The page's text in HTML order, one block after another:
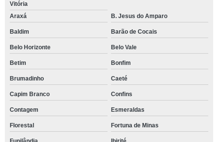
Vitória
Araxá
B. Jesus do Amparo
Baldim Barão de Cocais
Belo Horizonte Belo Vale
Betim Bonfim
Brumadinho Caeté
Capim Branco Confins
Contagem Esmeraldas
Florestal Fortuna de Minas